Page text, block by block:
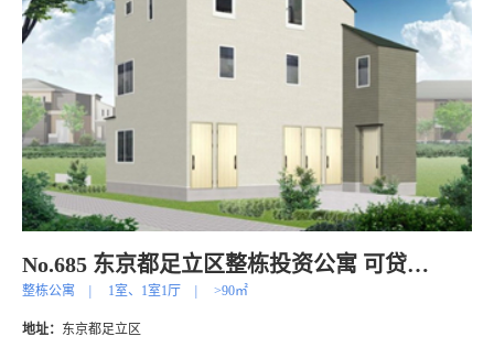
No.685 东京都足立区整栋投资公寓 可贷款！
整栋公寓 1室、1室1厅 >90㎡
地址： 东京都足立区